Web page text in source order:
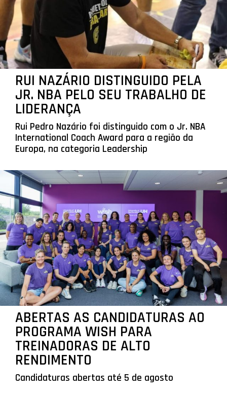
RUI NAZÁRIO DISTINGUIDO PELA
JR. NBA PELO SEU TRABALHO DE
LIDERANÇA
Rui Pedro Nazário foi distinguido com o Jr. NBA
International Coach Award para a região da
Europa, na categoria Leadership
ABERTAS AS CANDIDATURAS AO
PROGRAMA WISH PARA
TREINADORAS DE ALTO
RENDIMENTO
Candidaturas abertas até 5 de agosto